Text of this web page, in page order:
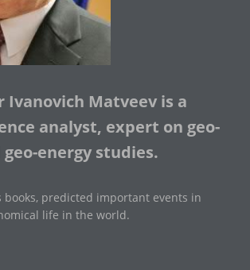
Ivanovich Matveev is a
analyst, expert on geo-
energy studies.
books, predicted important events in
life in the world.